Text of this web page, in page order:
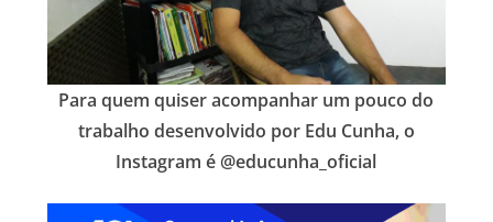
Para quem quiser acompanhar um pouco do
trabalho desenvolvido por Edu Cunha, o
Instagram é @educunha_oficial